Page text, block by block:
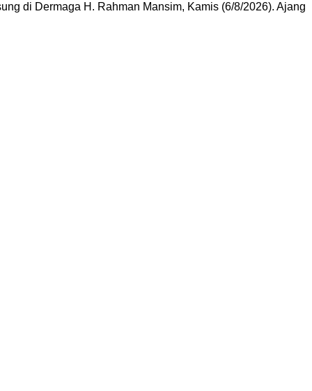
di Dermaga H. Rahman Mansim, Kamis (6/8/2026). Ajang